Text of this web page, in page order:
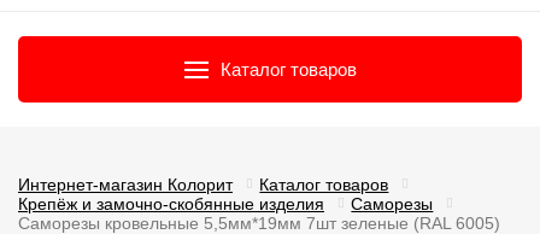
Каталог товаров
Интернет-магазин Колорит
Каталог товаров
Крепёж и замочно-скобянные изделия
Саморезы
Саморезы кровельные 5,5мм*19мм 7шт зеленые (RAL 6005)